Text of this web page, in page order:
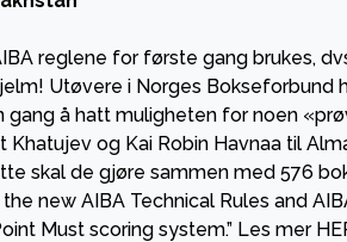
reglene for første gang brukes,
Utøvere i Norges Bokseforbund
gang å hatt muligheten for noen
og Kai Robin Havnaa til
skal de gjøre sammen med 576
new AIBA Technical Rules and
Must scoring system.” Les mer